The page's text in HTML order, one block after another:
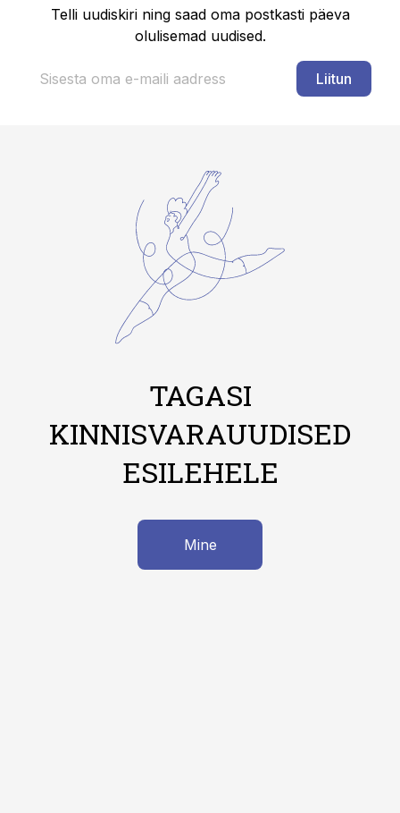
Telli uudiskiri ning saad oma postkasti päeva
olulisemad uudised.
Liitun
TAGASI
KINNISVARAUUDISED
ESILEHELE
Mine